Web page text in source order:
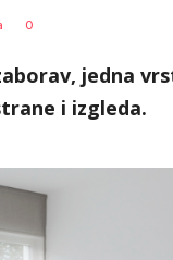
0
jedna
i izgleda.